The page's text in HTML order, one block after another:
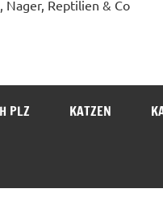
Reptilien & Co
PLZ KATZEN